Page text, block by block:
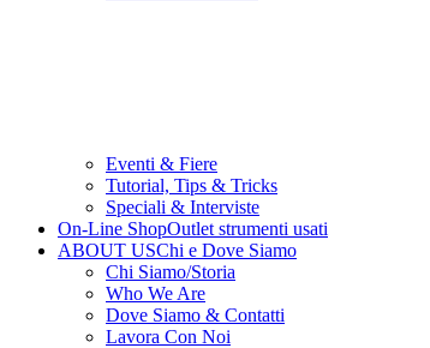
Eventi & Fiere
Tutorial, Tips & Tricks
Speciali & Interviste
On-Line ShopOutlet strumenti usati
ABOUT USChi e Dove Siamo
Chi Siamo/Storia
Who We Are
Dove Siamo & Contatti
Lavora Con Noi